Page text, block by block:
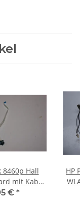
8460p Hall
mit Kabel
6050A2398901 #3386
€ *
HP